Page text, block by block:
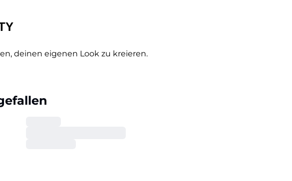
deinen eigenen Look zu kreieren.